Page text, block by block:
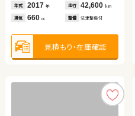
年式 2017 年 走行 42,600 km
排気 660 cc 整備 法定整備付
見積もり・在庫確認
年式 2017 年 走行 82,800 km
排気 1,800 整備 法定整備付
見積もり・在庫確認
年式 2024 年 走行 4,600km
排気 1,500 整備 法定整備付
見積もり・在庫確認